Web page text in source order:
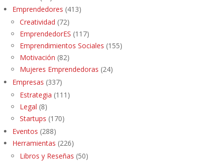
Emprendedores (413)
Creatividad (72)
EmprendedorES (117)
Emprendimientos Sociales (155)
Motivación (82)
Mujeres Emprendedoras (24)
Empresas (337)
Estrategia (111)
Legal (8)
Startups (170)
Eventos (288)
Herramientas (226)
Libros y Reseñas (50)